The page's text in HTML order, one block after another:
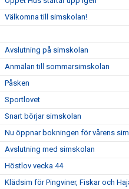
Välkomna till simskolan!
Avslutning på simskolan
Anmälan till sommarsimskolan
Påsken
Sportlovet
Snart börjar simskolan
Nu öppnar bokningen för vårens
Avslutning med simskolan
Höstlov vecka 44
Klädsim för Pingviner, Fiskar och